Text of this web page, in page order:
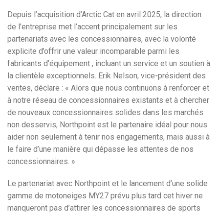
Depuis l’acquisition d’Arctic Cat en avril 2025, la direction
de l’entreprise met l’accent principalement sur les
partenariats avec les concessionnaires, avec la volonté
explicite d’offrir une valeur incomparable parmi les
fabricants d’équipement , incluant un service et un soutien à
la clientèle exceptionnels. Erik Nelson, vice-président des
ventes, déclare : « Alors que nous continuons à renforcer et
à notre réseau de concessionnaires existants et à chercher
de nouveaux concessionnaires solides dans les marchés
non desservis, Northpoint est le partenaire idéal pour nous
aider non seulement à tenir nos engagements, mais aussi à
le faire d’une manière qui dépasse les attentes de nos
concessionnaires. »
Le partenariat avec Northpoint et le lancement d’une solide
gamme de motoneiges MY27 prévu plus tard cet hiver ne
manqueront pas d’attirer les concessionnaires de sports